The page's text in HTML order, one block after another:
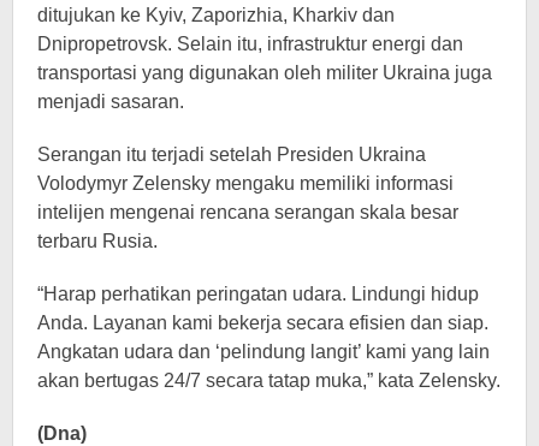
ditujukan ke Kyiv, Zaporizhia, Kharkiv dan
Dnipropetrovsk. Selain itu, infrastruktur energi dan
transportasi yang digunakan oleh militer Ukraina juga
menjadi sasaran.
Serangan itu terjadi setelah Presiden Ukraina
Volodymyr Zelensky mengaku memiliki informasi
intelijen mengenai rencana serangan skala besar
terbaru Rusia.
“Harap perhatikan peringatan udara. Lindungi hidup
Anda. Layanan kami bekerja secara efisien dan siap.
Angkatan udara dan ‘pelindung langit’ kami yang lain
akan bertugas 24/7 secara tatap muka,” kata Zelensky.
(Dna)